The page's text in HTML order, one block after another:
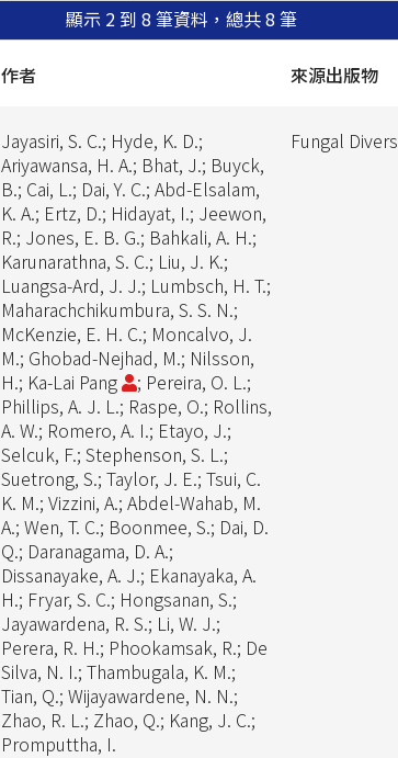
顯示 2 到 8 筆資料，總共 8 筆
作者 來源出版物
Jayasiri, S. C.; Hyde, K. D.;
Ariyawansa, H. A.; Bhat, J.; Buyck,
B.; Cai, L.; Dai, Y. C.; Abd-Elsalam,
K. A.; Ertz, D.; Hidayat, I.; Jeewon,
R.; Jones, E. B. G.; Bahkali, A. H.;
Karunarathna, S. C.; Liu, J. K.;
Luangsa-Ard, J. J.; Lumbsch, H. T.;
Maharachchikumbura, S. S. N.;
McKenzie, E. H. C.; Moncalvo, J.
M.; Ghobad-Nejhad, M.; Nilsson,
H.; Ka-Lai Pang
; Pereira, O. L.;
Phillips, A. J. L.; Raspe, O.; Rollins,
A. W.; Romero, A. I.; Etayo, J.;
Selcuk, F.; Stephenson, S. L.;
Suetrong, S.; Taylor, J. E.; Tsui, C.
K. M.; Vizzini, A.; Abdel-Wahab, M.
A.; Wen, T. C.; Boonmee, S.; Dai, D.
Q.; Daranagama, D. A.;
Dissanayake, A. J.; Ekanayaka, A.
H.; Fryar, S. C.; Hongsanan, S.;
Jayawardena, R. S.; Li, W. J.;
Perera, R. H.; Phookamsak, R.; De
Silva, N. I.; Thambugala, K. M.;
Tian, Q.; Wijayawardene, N. N.;
Zhao, R. L.; Zhao, Q.; Kang, J. C.;
Promputtha, I.
Fungal